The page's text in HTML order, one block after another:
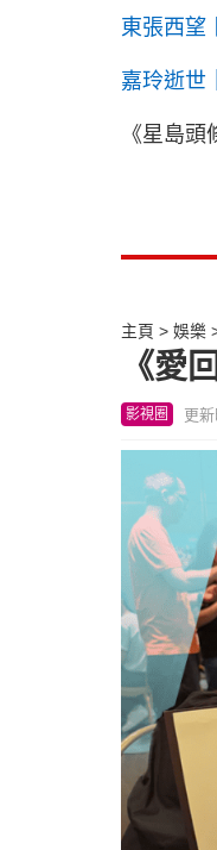
東張西望
嘉玲逝世
《星島
主頁 娛樂
《愛
影視圈 更